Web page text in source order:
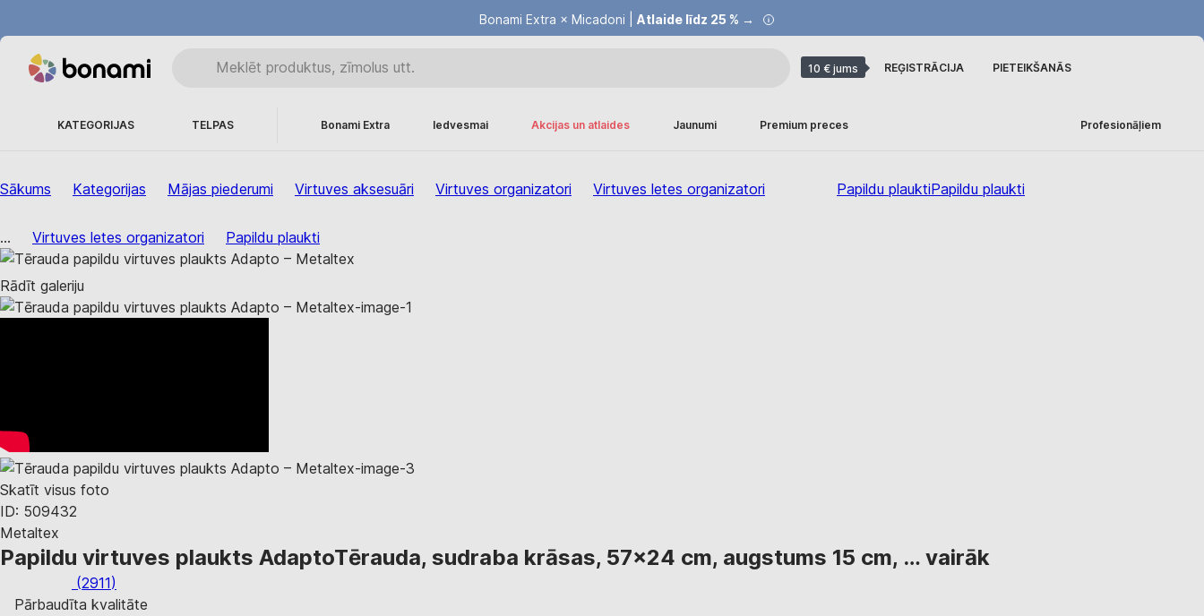
Bonami Extra × Micadoni | Atlaide līdz 25 % →
10 € jums REĢISTRĀCIJA PIETEIKŠANĀS
KATEGORIJAS TELPAS Bonami Extra Iedvesmai Akcijas un atlaides Jaunumi Premium preces Profesionāļiem
Sākums Kategorijas Mājas piederumi Virtuves aksesuāri Virtuves organizatori Virtuves letes organizatori Papildu plauktiPapildu plaukti
... Virtuves letes organizatori Papildu plaukti
Rādīt galeriju
Skatīt visus foto
ID: 509432
Metaltex
Papildu virtuves plaukts AdaptoTērauda, sudraba krāsas, 57x24 cm, augstums 15 cm, … vairāk
(2911)
Pārbaudīta kvalitāte